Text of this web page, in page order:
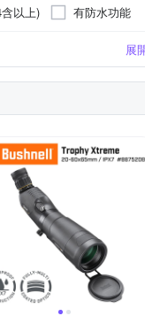
以上) 有防水功能
夜視望遠鏡
展